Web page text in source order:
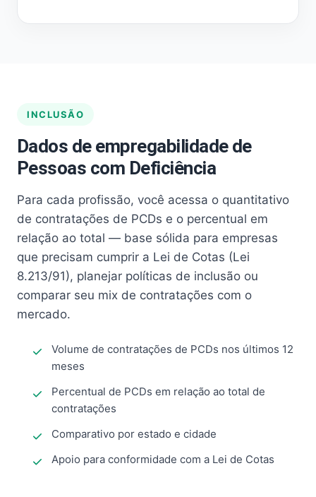
INCLUSÃO
Dados de empregabilidade de
Pessoas com Deficiência
Para cada profissão, você acessa o quantitativo
de contratações de PCDs e o percentual em
relação ao total — base sólida para empresas
que precisam cumprir a Lei de Cotas (Lei
8.213/91), planejar políticas de inclusão ou
comparar seu mix de contratações com o
mercado.
Volume de contratações de PCDs nos últimos 12
meses
Percentual de PCDs em relação ao total de
contratações
Comparativo por estado e cidade
Apoio para conformidade com a Lei de Cotas